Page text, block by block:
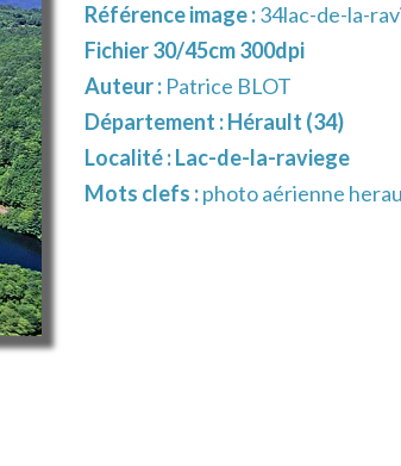
Référence image :34lac-de-la-
Fichier 30/45cm 300dpi
Auteur : Patrice BLOT
Département :Hérault (34)
Localité :Lac-de-la-raviege
Mots clefs :photo aérienne